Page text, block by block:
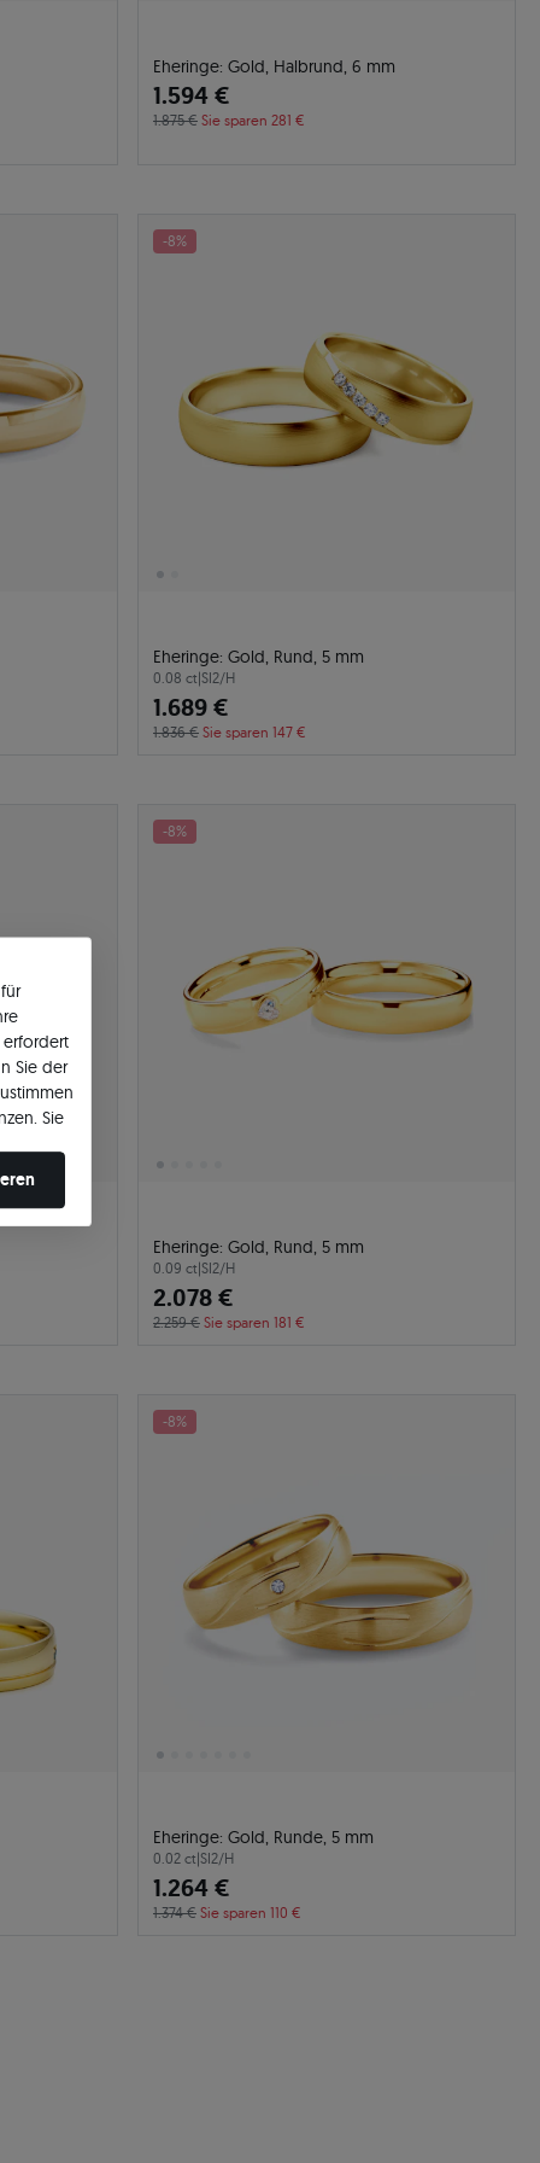
Eheringe: Gold, Halbrund, 6 mm
1.594 €
1.875 € Sie sparen 281 €
-8%
Eheringe: Gold, Rund, 5 mm
0.08 ct|SI2/H
1.689 €
1.836 € Sie sparen 147 €
-8%
Eheringe: Gold, Rund, 5 mm
0.09 ct|SI2/H
2.078 €
2.259 € Sie sparen 181 €
-8%
Eheringe: Gold, Runde, 5 mm
0.02 ct|SI2/H
1.264 €
1.374 € Sie sparen 110 €
Sie der
Sie